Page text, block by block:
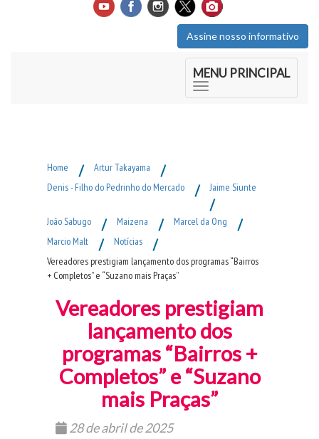
Assine nosso informativo
MENU PRINCIPAL
Home / Artur Takayama /
Denis - Filho do Pedrinho do Mercado / Jaime Siunte
/
João Sabugo / Maizena / Marcel da Ong /
Marcio Malt / Notícias /
Vereadores prestigiam lançamento dos programas “Bairros
+ Completos” e “Suzano mais Praças”
Vereadores prestigiam
lançamento dos
programas “Bairros +
Completos” e “Suzano
mais Praças”
28 de abril de 2025